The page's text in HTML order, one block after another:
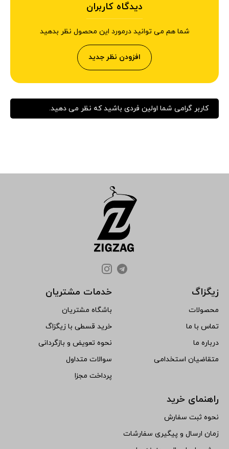
دیدگاه کاربران
شما هم می توانید درمورد این محصول نظر بدهید
افزودن نظر جدید
کاربر گرامی شما اولین فردی باشید که نظر می دهید.
زیگزاگ
محصولات
تماس با ما
درباره ما
متقاضیان استخدامی
خدمات مشتریان
باشگاه مشتریان
خرید قسطی با زیگزاگ
نحوه تعویض و بازگردانی
سوالات متداول
پرداخت مجزا
راهنمای خرید
نحوه ثبت سفارش
زمان ارسال و پیگیری سفارشات